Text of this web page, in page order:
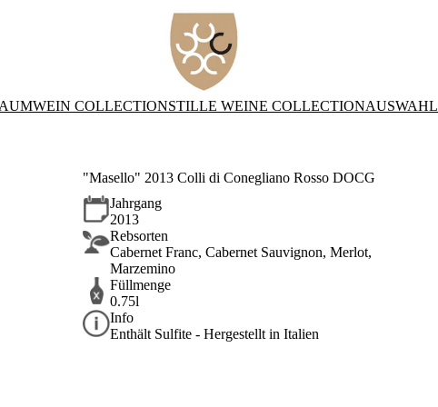
COLLECTIONSTILLE WEINE COLLECTIONAUSWAHL
"Masello" 2013 Colli di Conegliano Rosso DOCG
Jahrgang
2013
Rebsorten
Cabernet Franc, Cabernet Sauvignon, Merlot,
Marzemino
Füllmenge
0.75l
Info
Enthält Sulfite - Hergestellt in Italien